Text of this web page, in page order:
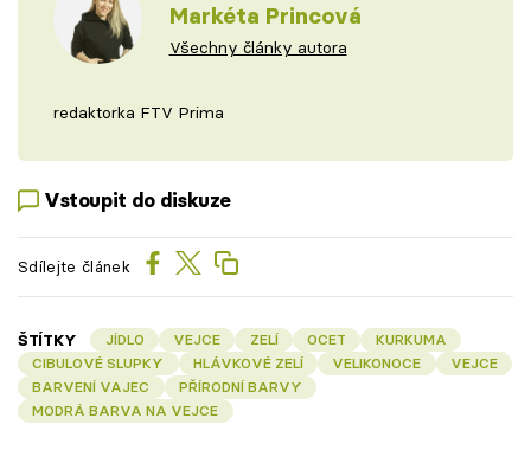
Markéta Princová
Všechny články autora
redaktorka FTV Prima
Vstoupit do diskuze
Sdílejte článek
ŠTÍTKY JÍDLO VEJCE ZELÍ OCET
KURKUMA
CIBULOVÉ SLUPKY
HLÁVKOVÉ ZELÍ VELIKONOCE
VEJCE
BARVENÍ VAJEC
PŘÍRODNÍ BARVY
MODRÁ BARVA NA VEJCE